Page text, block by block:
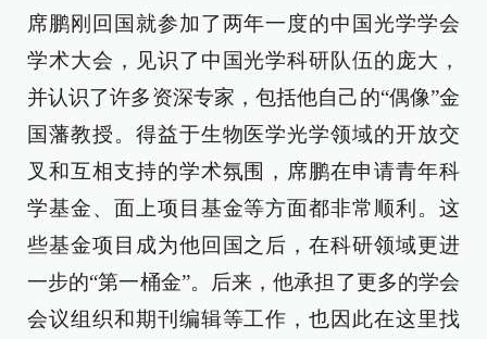
席鹏刚回国就参加了两年一度的中国光学学会
学术大会，见识了中国光学科研队伍的庞大，
并认识了许多资深专家，包括他自己的“偶像”金
国藩教授。得益于生物医学光学领域的开放交
叉和互相支持的学术氛围，席鹏在申请青年科
学基金、面上项目基金等方面都非常顺利。这
些基金项目成为他回国之后，在科研领域更进
一步的“第一桶金”。后来，他承担了更多的学会
会议组织和期刊编辑等工作，也因此在这里找